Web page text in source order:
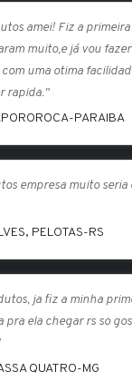
amei! Fiz a
muito,e já vou
uma otima
rapida."
PARAIBA
empresa muito seria
PELOTAS-RS
ja fiz a minha
pra ela chegar rs so
QUATRO-MG